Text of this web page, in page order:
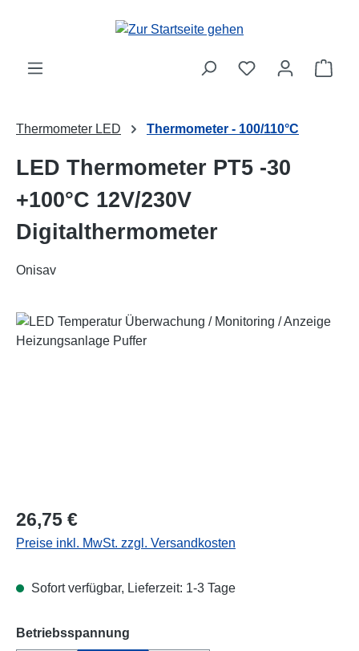
Zum Hauptinhalt springen
Thermometer LED Thermometer - 100/110°C
LED Thermometer PT5 -30
+100°C 12V/230V
Digitalthermometer
Onisav
Bildergalerie überspringen
Regulärer Preis:
26,75 €
Preise inkl. MwSt. zzgl. Versandkosten
Sofort verfügbar, Lieferzeit: 1-3 Tage
Betriebsspannung